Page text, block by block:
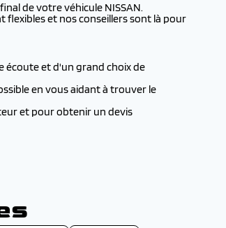
de votre véhicule NISSAN.
flexibles et nos conseillers sont là pour
écoute et d'un grand choix de
en vous aidant à trouver le
et pour obtenir un devis